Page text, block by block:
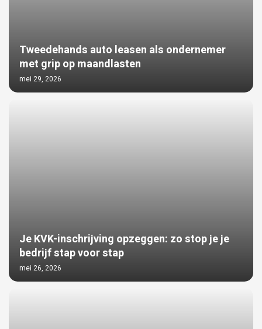
Tweedehands auto leasen als ondernemer
met grip op maandlasten
mei 29, 2026
Je KVK-inschrijving opzeggen: zo stop je je
bedrijf stap voor stap
mei 26, 2026